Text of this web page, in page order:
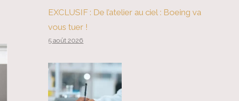
EXCLUSIF : De l’atelier au ciel : Boeing va
vous tuer !
5 août 2026